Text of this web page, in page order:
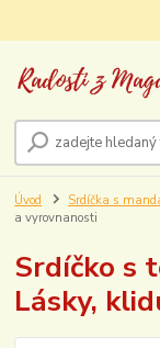
Úvod Srdíčka s
a vyrovnanosti
Srdíčko s
Lásky,